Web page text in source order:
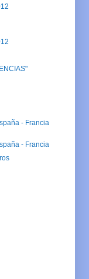
- Francia
- Francia